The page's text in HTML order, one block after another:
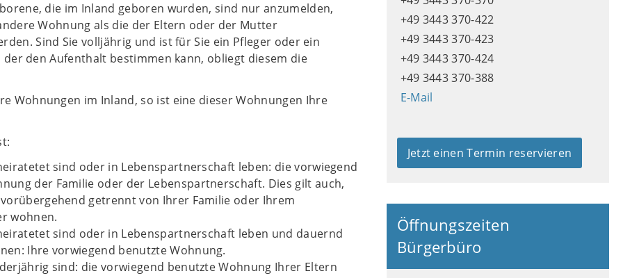
die im Inland geboren wurden, sind nur anzumelden,
Wohnung als die der Eltern oder der Mutter
Sind Sie volljährig und ist für Sie ein Pfleger oder ein
den Aufenthalt bestimmen kann, obliegt diesem die
Wohnungen im Inland, so ist eine dieser Wohnungen Ihre
sind oder in Lebenspartnerschaft leben: die vorwiegend
der Familie oder der Lebenspartnerschaft. Dies gilt auch,
getrennt von Ihrer Familie oder Ihrem
wohnen.
sind oder in Lebenspartnerschaft leben und dauernd
Ihre vorwiegend benutzte Wohnung.
sind: die vorwiegend benutzte Wohnung Ihrer Eltern
+49 3443 370-422
+49 3443 370-423
+49 3443 370-424
+49 3443 370-388
E-Mail
Jetzt einen Termin reservieren
Öffnungszeiten
Bürgerbüro